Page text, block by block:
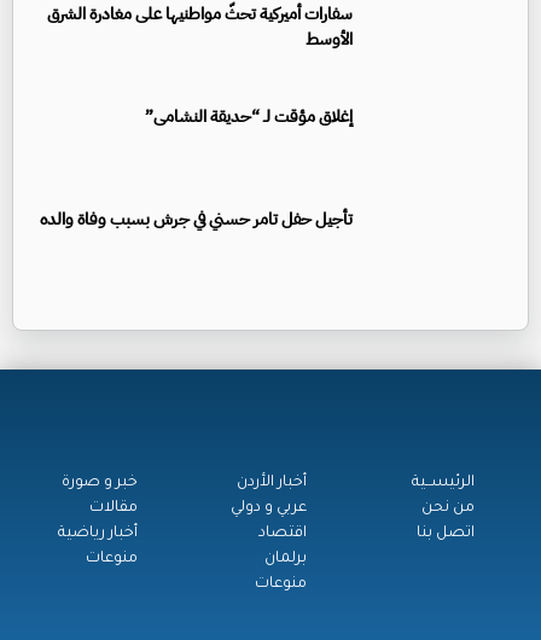
سفارات أميركية تحثّ مواطنيها على مغادرة الشرق
الأوسط
إغلاق مؤقت لـ “حديقة النشامى”
تأجيل حفل تامر حسني في جرش بسبب وفاة والده
الرئيســية
من نحن
اتصل بنا
أخبار الأردن
عربي و دولي
اقتصاد
برلمان
منوعات
خبر و صورة
مقالات
أخبار رياضية
منوعات